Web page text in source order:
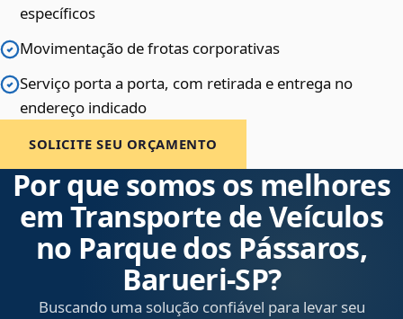
específicos
Movimentação de frotas corporativas
Serviço porta a porta, com retirada e entrega no
endereço indicado
SOLICITE SEU ORÇAMENTO
Por que somos os melhores
em Transporte de Veículos
no Parque dos Pássaros,
Barueri‑SP?
Buscando uma solução confiável para levar seu